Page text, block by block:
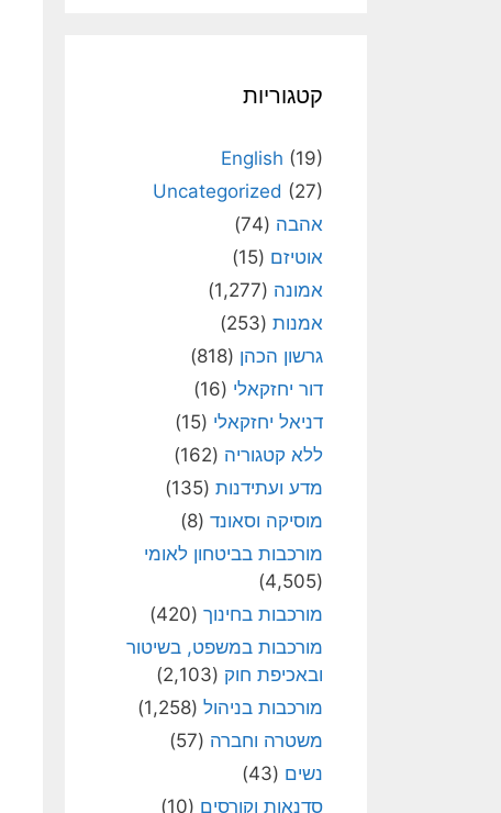
קטגוריות
English (19)
Uncategorized (27)
אהבה (74)
אוטיזם (15)
אמונה (1,277)
אמנות (253)
גרשון הכהן (818)
דור יחזקאלי (16)
דניאל יחזקאלי (15)
ללא קטגוריה (162)
מדע ועתידנות (135)
מוסיקה וסאונד (8)
מורכבות בביטחון לאומי
(4,505)
מורכבות בחינוך (420)
מורכבות במשפט, בשיטור
ובאכיפת חוק (2,103)
מורכבות בניהול (1,258)
משטרה וחברה (57)
נשים (43)
סדנאות וקורסים (10)